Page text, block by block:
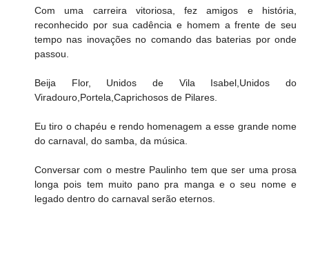
Com uma carreira vitoriosa, fez amigos e história,
reconhecido por sua cadência e homem a frente de seu
tempo nas inovações no comando das baterias por onde
passou.
Beija Flor, Unidos de Vila Isabel,Unidos do
Viradouro,Portela,Caprichosos de Pilares.
Eu tiro o chapéu e rendo homenagem a esse grande nome
do carnaval, do samba, da música.
Conversar com o mestre Paulinho tem que ser uma prosa
longa pois tem muito pano pra manga e o seu nome e
legado dentro do carnaval serão eternos.